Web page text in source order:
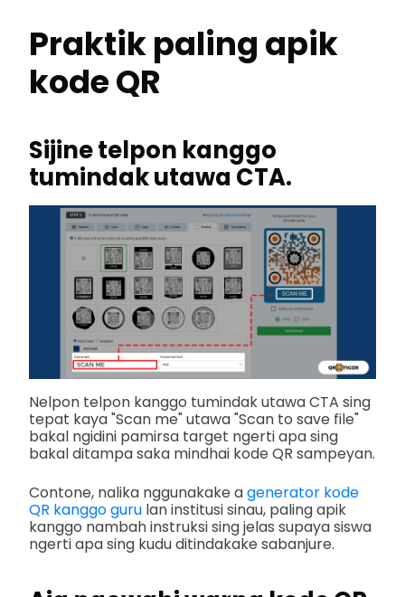
Praktik paling apik
kode QR
Sijine telpon kanggo
tumindak utawa CTA.
Nelpon telpon kanggo tumindak utawa CTA sing
tepat kaya "Scan me" utawa "Scan to save file"
bakal ngidini pamirsa target ngerti apa sing
bakal ditampa saka mindhai kode QR sampeyan.
Contone, nalika nggunakake agenerator kode
QR kanggo guru lan institusi sinau, paling apik
kanggo nambah instruksi sing jelas supaya siswa
ngerti apa sing kudu ditindakake sabanjure.